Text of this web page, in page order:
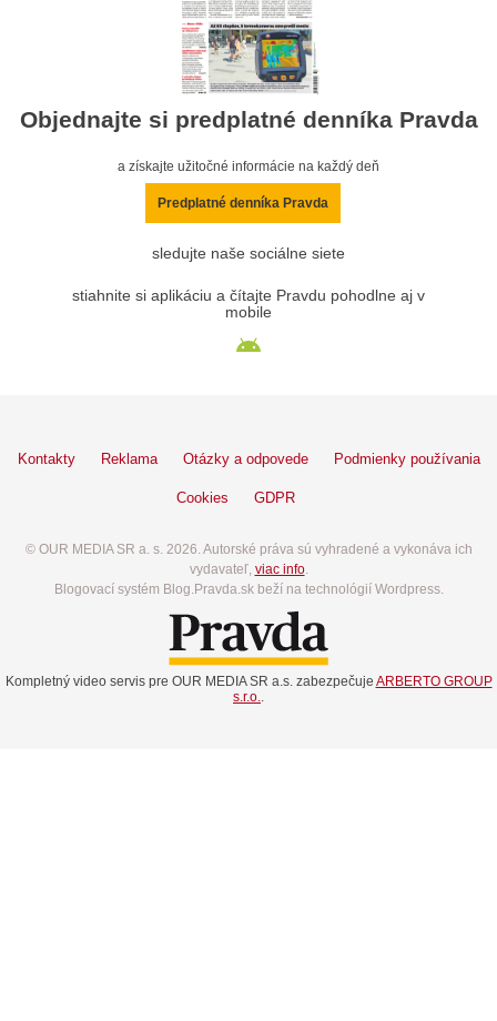
Objednajte si predplatné denníka Pravda
a získajte užitočné informácie na každý deň
Predplatné denníka Pravda
sledujte naše sociálne siete
stiahnite si aplikáciu a čítajte Pravdu pohodlne aj v
mobile
Kontakty Reklama Otázky a odpovede Podmienky používania
Cookies GDPR
© OUR MEDIA SR a. s. 2026. Autorské práva sú vyhradené a vykonáva ich
vydavateľ, viac info.
Blogovací systém Blog.Pravda.sk beží na technológií Wordpress.
Kompletný video servis pre OUR MEDIA SR a.s. zabezpečuje ARBERTO GROUP
s.r.o..